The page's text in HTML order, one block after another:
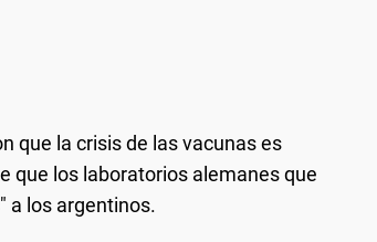
que la crisis de las vacunas es
que los laboratorios alemanes que
a los argentinos.